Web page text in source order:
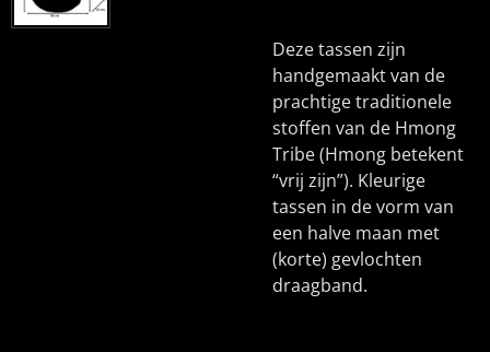
Deze tassen zijn
handgemaakt van de
prachtige traditionele
stoffen van de Hmong
Tribe (Hmong betekent
“vrij zijn”). Kleurige
tassen in de vorm van
een halve maan met
(korte) gevlochten
draagband.